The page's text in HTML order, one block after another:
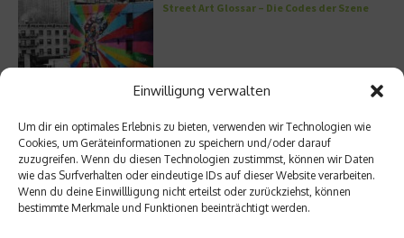
Einwilligung verwalten
Um dir ein optimales Erlebnis zu bieten, verwenden wir Technologien wie
Cookies, um Geräteinformationen zu speichern und/oder darauf
zuzugreifen. Wenn du diesen Technologien zustimmst, können wir Daten
wie das Surfverhalten oder eindeutige IDs auf dieser Website verarbeiten.
Wenn du deine Einwillligung nicht erteilst oder zurückziehst, können
bestimmte Merkmale und Funktionen beeinträchtigt werden.
Street Art Glossar – Die Codes der Szene
Kann man Hunde vegan ernähren?